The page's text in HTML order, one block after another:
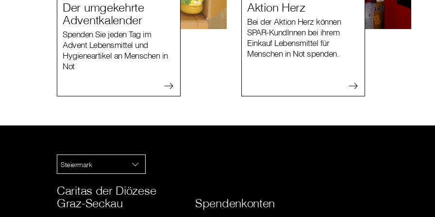
Der umgekehrte
Adventkalender
Spenden Sie jeden Tag im
Advent Lebensmittel und
Hygieneartikel an Menschen in
Not
Aktion Herz
Bei der Aktion Herz können
SPAR-KundInnen bei ihrem
Einkauf Lebensmittel für
Menschen in Not spenden.
Steiermark
Caritas der Diözese
Graz-Seckau
Spendenkonten